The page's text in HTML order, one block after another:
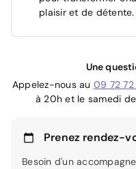
plaisir et de détente.
Une
Appelez-nous au 09 72
à 20h et le samedi
Prenez rendez-
Besoin d'un